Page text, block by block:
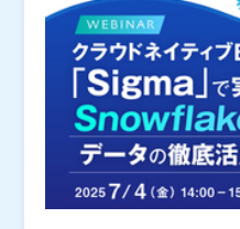
なくありません。この“眠
するかが、今後の競争力
携するには、SAP OData
のCore Data Services（
P特有の技術や構成に関
に、SAPとAWSの両方に
ことから、データ連携や
スも多く見られます。加
になることがあるため、
して扱われがちです。
に、そのデータ抽出方法
用したデータ活用方法ま
た、SAPとAWSの双方に
るBeeXならではのノウ
では限界があるのか」「
ステージへ進めるのか」
「より簡単に、より発展
APもクラウドも分かる人
は、ぜひご参加ください。
れる可能性があります。